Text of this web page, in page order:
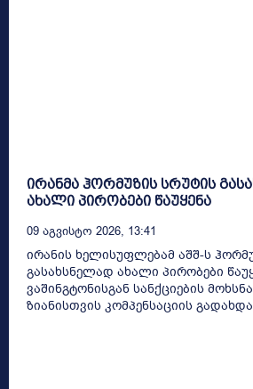
ირანმა ჰორმუზის სრუტის
ახალი პირობები წაუყენა
09 Აგვისტო 2026, 13:41
ირანის ხელისუფლებამ აშშ-ს
გასახსნელად ახალი პირობები
ვაშინგტონისგან სანქციების
ზიანისთვის კომპენსაციის